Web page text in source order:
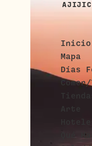
AJIJIC
Inicio
Mapa
Días
Qué